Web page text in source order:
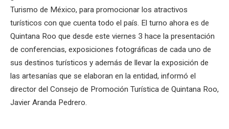
Turismo de México, para promocionar los atractivos
turísticos con que cuenta todo el país. El turno ahora es de
Quintana Roo que desde este viernes 3 hace la presentación
de conferencias, exposiciones fotográficas de cada uno de
sus destinos turísticos y además de llevar la exposición de
las artesanías que se elaboran en la entidad, informó el
director del Consejo de Promoción Turística de Quintana Roo,
Javier Aranda Pedrero.